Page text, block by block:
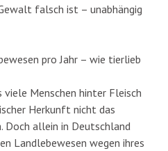
falsch ist – unabhängig
pro Jahr – wie tierlieb
viele Menschen hinter Fleisch
Herkunft nicht das
Doch allein in Deutschland
Landlebewesen wegen ihres